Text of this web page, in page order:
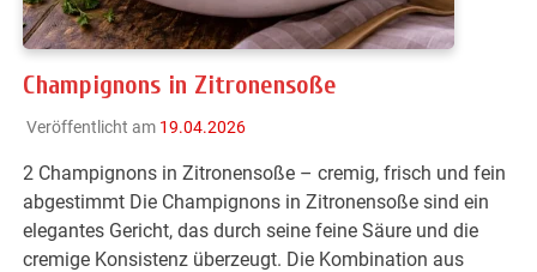
Champignons in Zitronensoße
Veröffentlicht am 19.04.2026
2 Champignons in Zitronensoße – cremig, frisch und fein
abgestimmt Die Champignons in Zitronensoße sind ein
elegantes Gericht, das durch seine feine Säure und die
cremige Konsistenz überzeugt. Die Kombination aus